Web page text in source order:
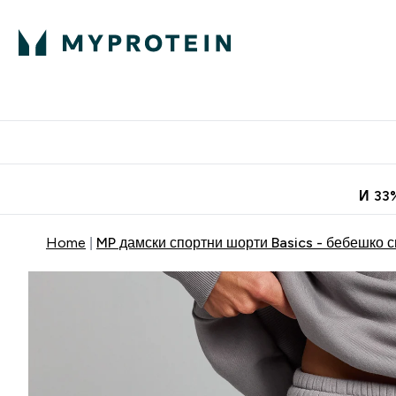
И
Home MP дамски спортни шорти Basics - бебешко